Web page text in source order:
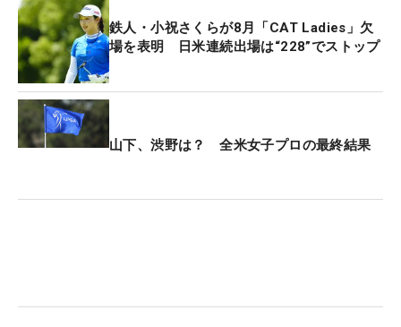
鉄人・小祝さくらが8月「CAT Ladies」欠
場を表明 日米連続出場は“228”でストップ
山下、渋野は？ 全米女子プロの最終結果